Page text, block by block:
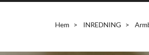
Hem INREDNING